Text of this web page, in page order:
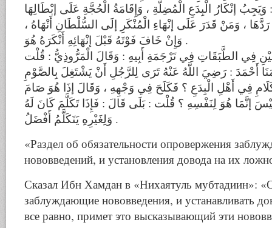
وَيَجِبُ إنْكَارُ الْبِدَعِ الْمُضِلَّةِ ، وَإِقَامَةُ الْحُجَّةِ عَلَى إبْطَالِهَا
رَدَّهَا ، وَمَنْ قَدَرَ عَلَى إنْهَاءِ الْمُنْكَرِ إلَى السُّلْطَانِ أَنْهَاهُ ،
وَإِنْ خَافَ فَوْتَهُ قَبْلَ إنْهَائِهِ أَنْكَرَهُ هُوَ .
فِي الطَّبَقَاتِ فِي تَرْجَمَةِ أَبِيهِ : وَقَالَ الْمَرُّوذِيُّ : قُلْت
أَحْمَدَ : رَضِيَ اللَّهُ عَنْهُ تَرَى لِلرَّجُلِ أَنْ يَشْتَغِلَ بِالصَّوْمِ
فِي أَهْلِ الْبِدَعِ ؟ فَكَلَحَ فِي وَجْهِهِ ، وَقَالَ إذَا هُوَ صَامَ
إنَّمَا هُوَ لِنَفْسِهِ ؟ قُلْت : بَلَى قَالَ : فَإِذَا تَكَلَّمَ كَانَ لَهُ
وَلِغَيْرِهِ يَتَكَلَّمُ أَفْضَلُ .
«Раздел об обязательности опровержения
нововведений, и установления довода на их
Сказал Ибн Хамдан в «Нихаятуль мубтадиин»:
заблуждающие нововведения, и устанавливать
все равно, примет это высказывающий эти